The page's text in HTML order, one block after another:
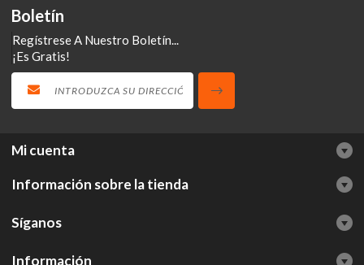
Boletín
Regístrese A Nuestro Boletín...
¡Es Gratis!
Mi cuenta
Información sobre la tienda
Síganos
Información